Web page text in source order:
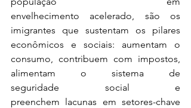
envelhecimento acelerado, são os
imigrantes que sustentam os pilares
econômicos e sociais: aumentam o
consumo, contribuem com impostos,
alimentam o sistema de
seguridade social e
preenchem lacunas em setores-chave